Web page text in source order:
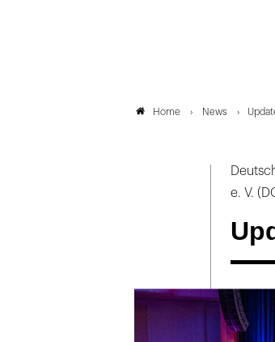
Home News
e. V.